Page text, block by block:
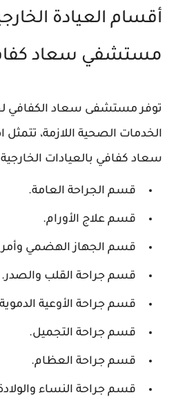
أقسام العيادة
مستشفي سعاد
توفر مستشفى سعاد الكفافي
الخدمات الصحية اللازمة،
سعاد كفافي بالعيادات الخارجية
قسم الجراحة العامة.
قسم علاج الأورام.
قسم الجهاز الهضمي
قسم جراحة القلب والصدر.
قسم جراحة الأوعية
قسم جراحة التجميل.
قسم جراحة العظام.
قسم جراحة النساء